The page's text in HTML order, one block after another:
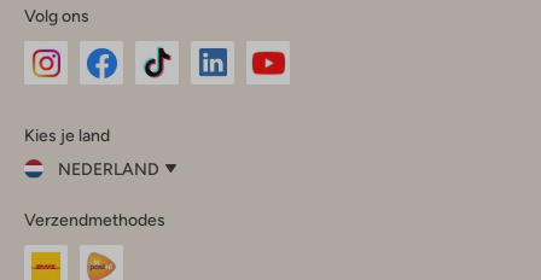
Volg ons
InstagramFacebook
Kies je land
NEDERLAND
je
land
Verzendmethodes